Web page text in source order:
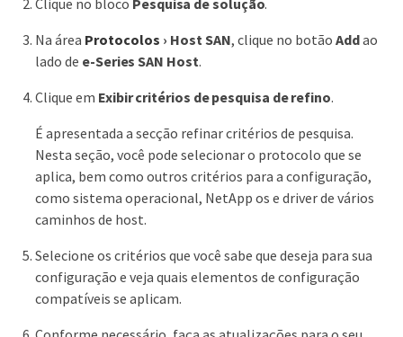
Clique no bloco Pesquisa de solução.
Na área Protocolos › Host SAN, clique no botão Addao
lado de e-Series SAN Host.
Clique em Exibir critérios de pesquisa de refino.
É apresentada a secção refinar critérios de pesquisa.
Nesta seção, você pode selecionar o protocolo que se
aplica, bem como outros critérios para a configuração,
como sistema operacional, NetApp os e driver de vários
caminhos de host.
Selecione os critérios que você sabe que deseja para sua
configuração e veja quais elementos de configuração
compatíveis se aplicam.